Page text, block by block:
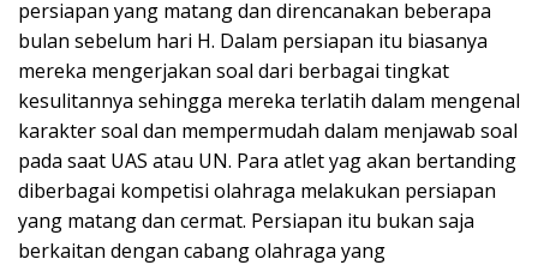
persiapan yang matang dan direncanakan beberapa
bulan sebelum hari H. Dalam persiapan itu biasanya
mereka mengerjakan soal dari berbagai tingkat
kesulitannya sehingga mereka terlatih dalam mengenal
karakter soal dan mempermudah dalam menjawab soal
pada saat UAS atau UN. Para atlet yag akan bertanding
diberbagai kompetisi olahraga melakukan persiapan
yang matang dan cermat. Persiapan itu bukan saja
berkaitan dengan cabang olahraga yang